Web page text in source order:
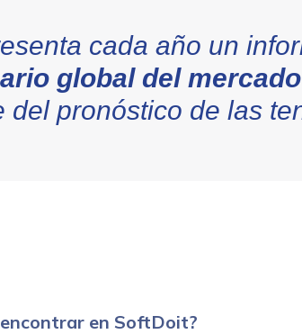
cada año un
global del
del pronóstico de las
en SoftDoit?